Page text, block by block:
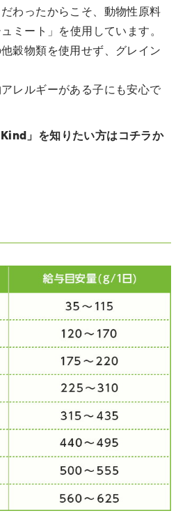
わったからこそ、動物性原料
ミート」を使用しています。
穀物類を使用せず、グレイン
レルギーがある子にも安心で
」を知りたい方はコチラか